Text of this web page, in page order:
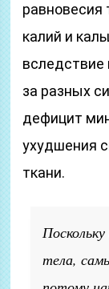
равновесия
калий и
вследствие
за разных
дефицит
ухудшения
ткани.
тела,